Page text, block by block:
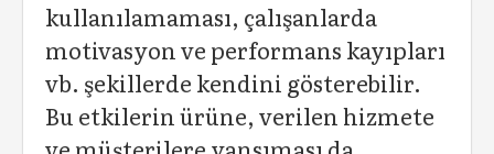
kullanılamaması, çalışanlarda
motivasyon ve performans kayıpları
vb. şekillerde kendini gösterebilir.
Bu etkilerin ürüne, verilen hizmete